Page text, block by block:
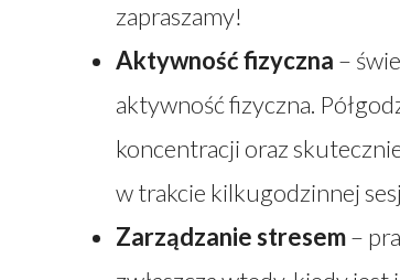
zapraszamy!
Aktywność fizyczna –
aktywność fizyczna.
koncentracji oraz
w trakcie kilkugodzinnej
Zarządzanie stresem–